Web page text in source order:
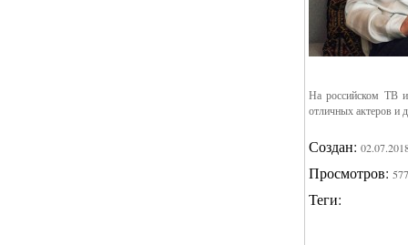
На российском ТВ
отличных актеров и
Создан:
Просмотров:
Теги: